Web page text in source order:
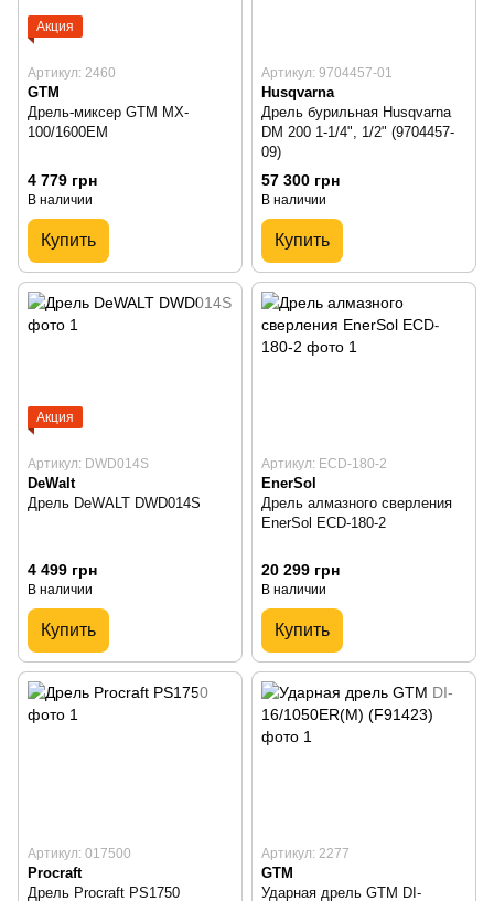
Акция
Артикул: 2460
GTM
Дрель-миксер GTM MX-
100/1600EM
4 779 грн
В наличии
Купить
Артикул: 9704457-01
Husqvarna
Дрель бурильная Husqvarna
DM 200 1-1/4", 1/2" (9704457-
09)
57 300 грн
В наличии
Купить
Акция
Артикул: DWD014S
DeWalt
Дрель DeWALT DWD014S
4 499 грн
В наличии
Купить
Артикул: ECD-180-2
EnerSol
Дрель алмазного сверления
EnerSol ECD-180-2
20 299 грн
В наличии
Купить
Артикул: 017500
Procraft
Дрель Procraft PS1750
Артикул: 2277
GTM
Ударная дрель GTM DI-